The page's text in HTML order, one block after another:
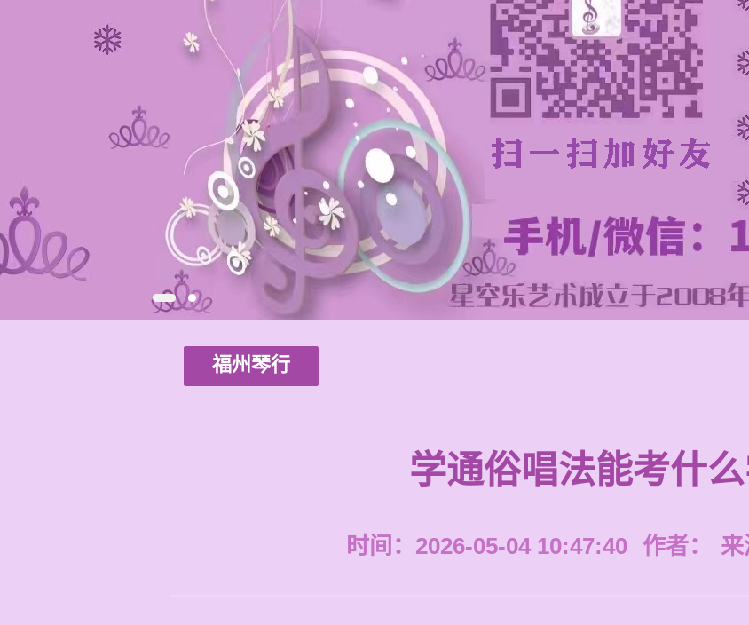
福州琴行
学通俗唱法能考什
时间：2026-05-04 10:47:40 作者： 来